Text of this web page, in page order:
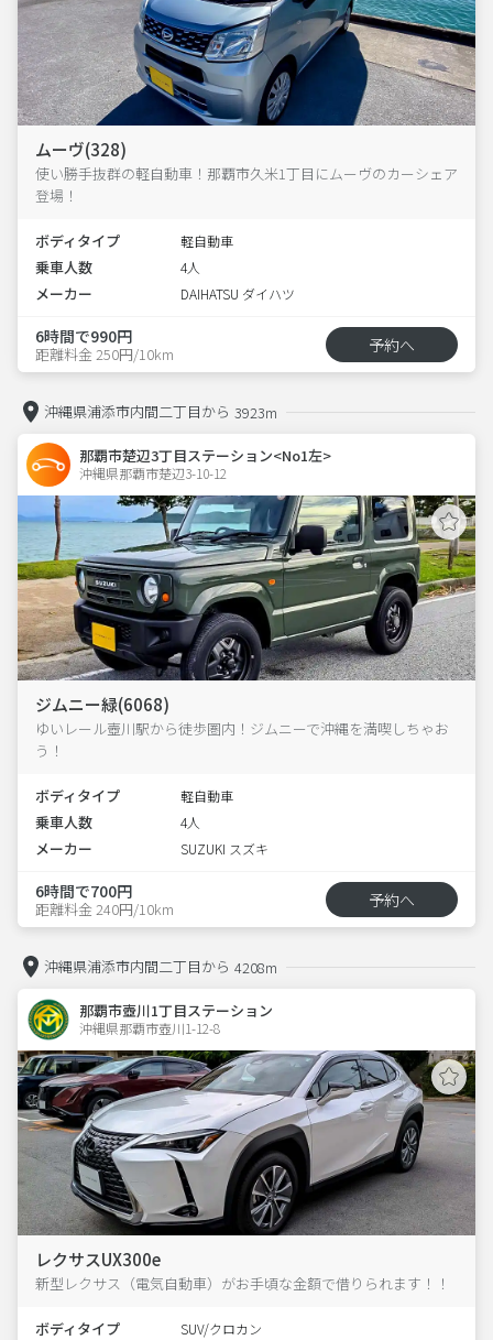
ムーヴ(328)
使い勝手抜群の軽自動車！那覇市久米1丁目にムーヴのカーシェア
登場！
ボディタイプ 軽自動車
乗車人数 4人
メーカー DAIHATSU ダイハツ
6時間で990円
距離料金 250円/10km 予約へ
沖縄県浦添市内間二丁目から 3923m
那覇市楚辺3丁目ステーション<No1左>
沖縄県那覇市楚辺3-10-12
ジムニー緑(6068)
ゆいレール壺川駅から徒歩圏内！ジムニーで沖縄を満喫しちゃお
う！
ボディタイプ 軽自動車
乗車人数 4人
メーカー SUZUKI スズキ
6時間で700円
距離料金 240円/10km 予約へ
沖縄県浦添市内間二丁目から 4208m
那覇市壺川1丁目ステーション
沖縄県那覇市壺川1-12-8
レクサスUX300e
新型レクサス（電気自動車）がお手頃な金額で借りられます！！
ボディタイプ SUV/クロカン